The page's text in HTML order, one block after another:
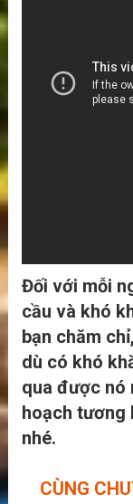
Đối với mỗi
cầu và khó
bạn chăm
dù có khó
qua được nó
hoạch tương
nhé.
CÙNG